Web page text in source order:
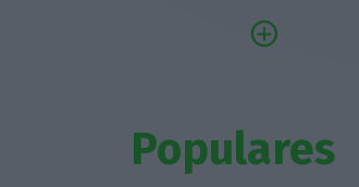
Populares